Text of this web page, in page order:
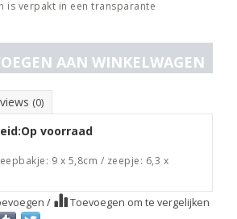
is verpakt in een transparante
AAN WINKELWAGEN
(0)
Op voorraad
9 x 5,8cm / zeepje: 6,3 x
/ Toevoegen om te vergelijken